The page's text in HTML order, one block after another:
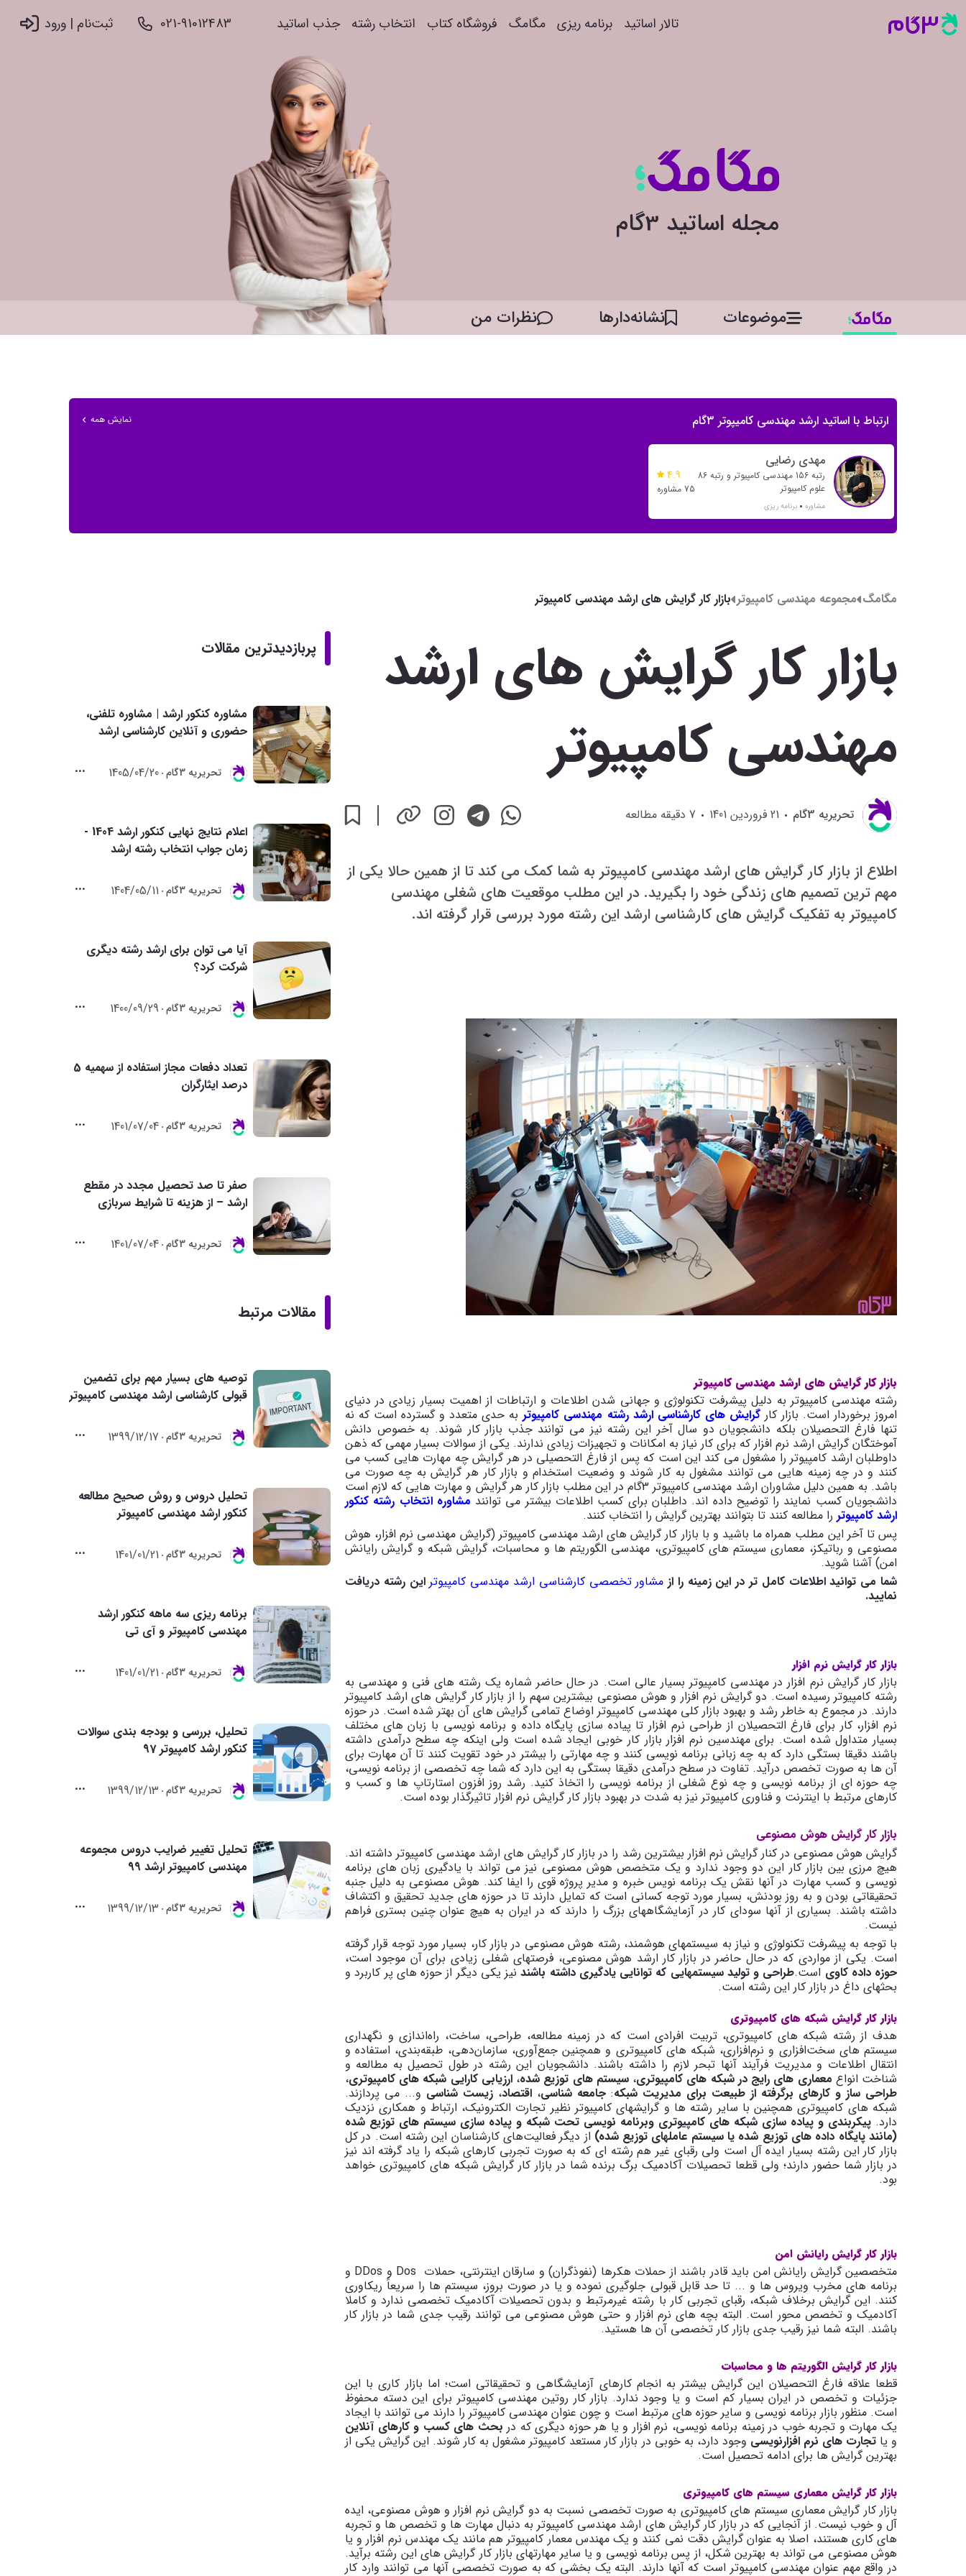
تالار اساتید برنامه ریزی مگامگ فروشگاه کتاب انتخاب رشته جذب اساتید 021-91012483 ثبت‌نام |‌ ورود
مجله اساتید 3گام
موضوعات نشانه‌دار‌ها نظرات من
ارتباط با اساتید ارشد مهندسی کامیپوتر 3گام نمایش همه
مهدی رضایی
رتبه 156 مهندسی کامپیوتر و رتبه 86
علوم کامپیوتر
مشاوره برنامه ریزی
4.9
75 مشاوره
مگامگ مجموعه مهندسی کامپیوتر بازار کار گرایش های ارشد مهندسی کامپیوتر
بازار کار گرایش های ارشد
مهندسی کامپیوتر
تحريريه 3گام 21 فروردین 1401 7 دقیقه مطالعه
اطلاع از بازار کار گرایش های ارشد مهندسی کامپیوتر به شما کمک می کند تا از همین حالا یکی از
مهم ترین تصمیم های زندگی خود را بگیرید. در این مطلب موقعیت های شغلی مهندسی
کامپیوتر به تفکیک گرایش های کارشناسی ارشد این رشته مورد بررسی قرار گرفته اند.
بازار کار گرایش های ارشد مهندسی کامپیوتر
رشته مهندسی کامپیوتر به دلیل پیشرفت تکنولوژی و جهانی شدن اطلاعات و ارتباطات از اهمیت بسیار زیادی در دنیای
امروز برخوردار است. بازار کارگرایش های کارشناسی ارشد رشته مهندسی کامپیوتربه حدی متعدد و گسترده است که نه
تنها فارغ التحصیلان بلکه دانشجویان دو سال آخر این رشته نیز می توانند جذب بازار کار شوند. به خصوص دانش
آموختگان گرایش ارشد نرم افزار که برای کار نیاز به امکانات و تجهیزات زیادی ندارند. یکی از سوالات بسیار مهمی که ذهن
داوطلبان ارشد کامپیوتر را مشغول می کند این است که پس از فارغ التحصیلی در هر گرایش چه مهارت هایی کسب می
کنند و در چه زمینه هایی می توانند مشغول به کار شوند و وضعیت استخدام و بازار کار هر گرایش به چه صورت می
باشد. به همین دلیل مشاوران ارشد مهندسی کامپیوتر 3گام در این مطلب بازار کار هر گرایش و مهارت هایی که لازم است
دانشجویان کسب نمایند را توضیح داده اند. داطلبان برای کسب اطلاعات بیشتر می توانند مشاوره انتخاب رشته کنکور
ارشد کامپیوتر را مطالعه کنند تا بتوانند بهترین گرایش را انتخاب کنند.
پس تا آخر این مطلب همراه ما باشید و با بازار کار گرایش های ارشد مهندسی کامپیوتر (گرایش مهندسی نرم افزار، هوش
مصنوعی و رباتیکز، معماری سیستم های کامپیوتری، مهندسی الگوریتم ها و محاسبات، گرایش شبکه و گرایش رایانش
امن) آشنا شوید.
شما می توانید اطلاعات کامل تر در این زمینه را از مشاور تخصصی کارشناسی ارشد مهندسی کامپیوتراین رشته دریافت
نمایید.
بازار کار گرایش نرم افزار
بازار کار گرایش نرم افزار در مهندسی کامپیوتر بسیار عالی است. در حال حاضر شماره یک رشته های فنی و مهندسی به
رشته کامپیوتر رسیده است. دو گرایش نرم افزار و هوش مصنوعی بیشترین سهم را از بازار کار گرایش های ارشد کامپیوتر
دارند. در مجموع به خاطر رشد و بهبود بازار کلی مهندسی کامپیوتر اوضاع تمامی گرایش های آن بهتر شده است. در حوزه
نرم افزار، کار برای فارغ التحصیلان از طراحی نرم افزار تا پیاده سازی پایگاه داده و برنامه نویسی با زبان های مختلف
بسیار متداول شده است. برای مهندسین نرم افزار بازار کار خوبی ایجاد شده است ولی اینکه چه سطح درآمدی داشته
باشند دقیقا بستگی دارد که به چه زبانی برنامه نویسی کنند و چه مهارتی را بیشتر در خود تقویت کنند تا آن مهارت برای
آن ها به صورت تخصص درآید. تفاوت در سطح درآمدی دقیقا بستگی به این دارد که شما چه تخصصی از برنامه نویسی،
چه حوزه ای از برنامه نویسی و چه نوع شغلی از برنامه نویسی را اتخاذ کنید. رشد روز افزون استارتاپ ها و کسب و
کارهای مرتبط با اینترنت و فناوری کامپیوتر نیز به شدت در بهبود بازار کار گرایش نرم افزار تاثیرگذار بوده است.
بازار کار گرایش هوش مصنوعی
گرایش هوش مصنوعی در کنار گرایش نرم افزار بیشترین رشد را در بازار کار گرایش های ارشد مهندسی کامپیوتر داشته اند.
هیچ مرزی بین بازار کار این دو وجود ندارد و یک متخصص هوش مصنوعی نیز می تواند با یادگیری زبان های برنامه
نویسی و کسب مهارت در آنها نقش یک برنامه نویس خبره و مدیر پروژه قوی را ایفا کند. هوش مصنوعی به دلیل جنبه
تحقیقاتی بودن و به روز بودنش، بسیار مورد توجه کسانی است که تمایل دارند تا در حوزه های جدید تحقیق و اکتشاف
داشته باشند. بسیاری از آنها سودای کار در آزمایشگاههای بزرگ را دارند که در ایران به هیچ عنوان چنین بستری فراهم
نیست.
با توجه به پیشرفت تکنولوژی و نیاز به سیستم­های هوشمند، رشته هوش مصنوعی در بازار کار، بسیار مورد توجه قرار گرفته
است. یکی از مواردی که در حال حاضر در بازار کار ارشد هوش مصنوعی، فرصت­های شغلی زیادی برای آن موجود است،
حوزه داده کاوی است.طراحی و تولید سیستم­هایی که توانایی یادگیری داشته باشند نیز یکی دیگر از حوزه های پر کاربرد و
بحثهای داغ در بازار کار این رشته است.
بازار کار گرایش شبکه های کامپیوتری
هدف از رشته شبکه های کامپیوتری، تربیت افرادی است که در زمینه مطالعه، طراحی، ساخت، راه‌اندازی و نگهداری
سیستم‌ های سخت‌افزاری و نرم‌افزاری، شبکه های کامپیوتری و همچنین جمع‌آوری، سازمان‌دهی، طبقه‌بندی، استفاده و
انتقال اطلاعات و مدیریت فرآیند آنها تبحر لازم را داشته باشند. دانشجویان این رشته در طول تحصیل به مطالعه و
شناخت انواع معماری های رایج در شبکه های کامپیوتری،سیستم های توزیع شده،ارزیابی کارایی شبکه های کامپیوتری،
طراحی ساز و کارهای برگرفته از طبیعت برای مدیریت شبکه: جامعه شناسی، اقتصاد، زیست شناسی و... می پردازند.
شبکه های کامپیوتری همچنین با سایر رشته ها و گرایشهای کامپیوتر نظیر تجارت الکترونیک، ارتباط و همکاری نزدیک
دارد. پیکربندی و پیاده سازی شبکه های کامپیوتری وبرنامه نویسی تحت شبکه و پیاده سازی سیستم‌ های توزیع شده
(مانند پایگاه داده های توزیع شده یا سیستم عاملهای توزیع شده) از دیگر فعالیت‌های کارشناسان این رشته است. در کل
بازار کار این رشته بسیار ایده آل است ولی رقبای غیر هم رشته ای که به صورت تجربی کارهای شبکه را یاد گرفته اند نیز
در بازار شما حضور دارند؛ ولی قطعا تحصیلات آکادمیک برگ برنده شما در بازار کار گرایش شبکه های کامپیوتری خواهد
بود.
بازار کار گرایش رایانش امن
متخصصین گرایش رایانش امن باید قادر باشند از حملات هکرها (نفوذگران) و سارقان اینترنتی، حملات Dos و DDos و
برنامه های مخرب ویروس ها و ... تا حد قابل قبولی جلوگیری نموده و یا در صورت بروز، سیستم ‌ها را سریعاً ریکاوری
کنند. این گرایش برخلاف شبکه، رقبای تجربی کار با رشته غیرمرتبط و بدون تحصیلات آکادمیک تخصصی ندارد و کاملا
آکادمیک و تخصص محور است. البته بچه های نرم افزار و حتی هوش مصنوعی می توانند رقیب جدی شما در بازار کار
باشند. البته شما نیز رقیب جدی بازار کار تخصصی آن ها هستید.
بازار کار گرایش الگوریتم ها و محاسبات
قطعا علاقه فارغ التحصیلان این گرایش بیشتر به انجام کارهای آزمایشگاهی و تحقیقاتی است؛ اما بازار کاری با این
جزئیات و تخصص در ایران بسیار کم است و یا وجود ندارد. بازار کار روتین مهندسی کامپیوتر برای این دسته محفوظ
است. منظور بازار برنامه نویسی و سایر حوزه های مرتبط است و چون عنوان مهندسی کامپیوتر را دارند می توانند با ایجاد
یک مهارت و تجربه خوب در زمینه برنامه نویسی، نرم افزار و یا هر حوزه دیگری که دربحث های کسب و کارهای آنلاین
و یاتجارت های نرم افزارنویسی وجود دارد، به خوبی در بازار کار مستعد کامپیوتر مشغول به کار شوند. این گرایش یکی از
بهترین گرایش ها برای ادامه تحصیل است.
بازار کار گرایش معماری سیستم های کامپیوتری
بازار کار گرایش معماری سیستم های کامپیوتری به صورت تخصصی نسبت به دو گرایش نرم افزار و هوش مصنوعی، ایده
آل و خوب نیست. از آنجایی که در بازار کار گرایش های ارشد مهندسی کامپیوتر به دنبال مهارت ها و تخصص ها و تجربه
های کاری هستند، اصلا به عنوان گرایش دقت نمی کنند و یک مهندس معمار کامپیوتر هم مانند یک مهندس نرم افزار و یا
هوش مصنوعی می تواند به بهترین شکل، از پس برنامه نویسی و یا سایر مهارتهای بازار کار گرایش های این رشته برآید.
در واقع مهم عنوان مهندسی کامپیوتر است که آنها دارند. البته یک بخشی که به صورت تخصصی آنها می توانند وارد کار
پربازدیدترین مقالات
مشاوره کنکور ارشد | مشاوره تلفنی،
حضوری و آنلاین کارشناسی ارشد
تحريريه 3گام 1405/04/20
اعلام نتایج نهایی کنکور ارشد 1404 -
زمان جواب انتخاب رشته ارشد
تحريريه 3گام 1404/05/11
آیا می توان برای ارشد رشته دیگری
شرکت کرد؟
تحريريه 3گام 1400/09/29
تعداد دفعات مجاز استفاده از سهمیه 5
درصد ایثارگران
تحريريه 3گام 1401/07/04
صفر تا صد تحصیل مجدد در مقطع
ارشد – از هزینه تا شرایط سربازی
تحريريه 3گام 1401/07/04
مقالات مرتبط
توصیه های بسیار مهم برای تضمین
قبولی کارشناسی ارشد مهندسی کامپیوتر
تحريريه 3گام 1399/12/17
تحلیل دروس و روش صحیح مطالعه
کنکور ارشد مهندسی کامپیوتر
تحريريه 3گام 1401/01/21
برنامه ریزی سه ماهه کنکور ارشد
مهندسی کامپیوتر و آی تی
تحريريه 3گام 1401/01/21
تحلیل، بررسی و بودجه بندی سوالات
کنکور ارشد کامپیوتر 97
تحريريه 3گام 1399/12/13
تحلیل تغییر ضرایب دروس مجموعه
مهندسی کامپیوتر ارشد 99
تحريريه 3گام 1399/12/13